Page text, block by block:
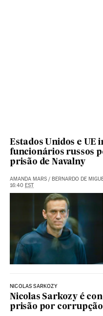
Estados Unidos e UE
funcionários russos
prisão de Navalny
AMANDA MARS / BERNARDO DE
16:40 EST
NICOLAS SARKOZY
Nicolas Sarkozy é
prisão por